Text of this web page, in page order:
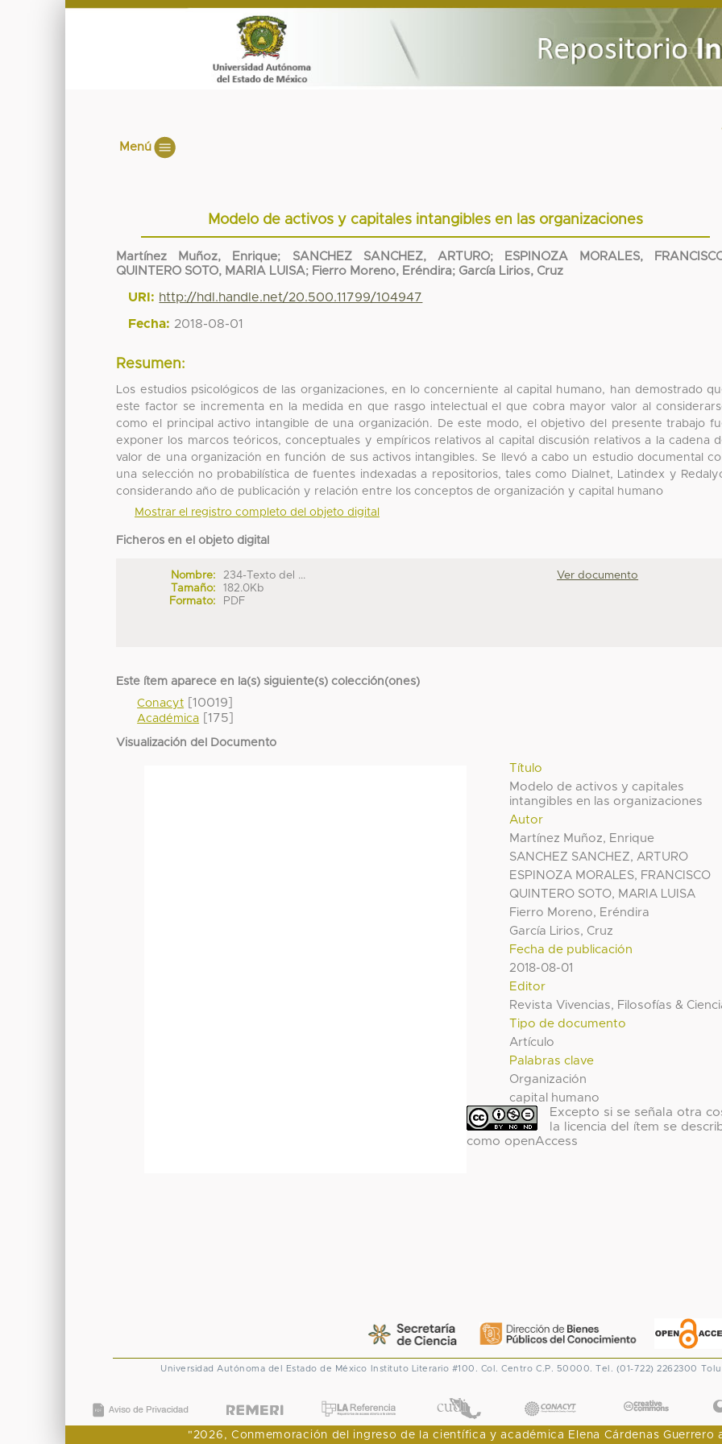
Menú
Modelo de activos y capitales intangibles en las organizaciones
Martínez Muñoz, Enrique; SANCHEZ SANCHEZ, ARTURO;
ESPINOZA MORALES,
QUINTERO SOTO, MARIA LUISA; Fierro Moreno, Eréndira; García Lirios, Cruz
URI: http://hdl.handle.net/20.500.11799/104947
Fecha: 2018-08-01
Resumen:
Los estudios psicológicos de las organizaciones, en lo concerniente al capital humano, han demostrado
este factor se incrementa en la medida en que rasgo intelectual el que cobra mayor valor al
como el principal activo intangible de una organización. De este modo, el objetivo del presente trabajo
exponer los marcos teóricos, conceptuales y empíricos relativos al capital discusión relativos a la cadena
valor de una organización en función de sus activos intangibles. Se llevó a cabo un estudio documental
una selección no probabilística de fuentes indexadas a repositorios, tales como Dialnet, Latindex y
considerando año de publicación y relación entre los conceptos de organización y capital humano
Mostrar el registro completo del objeto digital
Ficheros en el objeto digital
Nombre:
234-Texto del ...
Tamaño:
182.0Kb
Formato:
PDF
Ver documento
Este ítem aparece en la(s) siguiente(s) colección(ones)
Conacyt [10019]
Académica [175]
Visualización del Documento
Título
Modelo de activos y capitales
intangibles en las organizaciones
Autor
Martínez Muñoz, Enrique
SANCHEZ SANCHEZ, ARTURO
ESPINOZA MORALES, FRANCISCO
QUINTERO SOTO, MARIA LUISA
Fierro Moreno, Eréndira
García Lirios, Cruz
Fecha de publicación
2018-08-01
Editor
Revista Vivencias, Filosofías &
Tipo de documento
Artículo
Palabras clave
Organización
capital humano
Excepto si se señala otra
la licencia del ítem se
como openAccess
Universidad Autónoma del Estado de México Instituto Literario #100. Col. Centro C.P. 50000. Tel. (01-722) 2262300
"2026, Conmemoración del ingreso de la científica y académica Elena Cárdenas